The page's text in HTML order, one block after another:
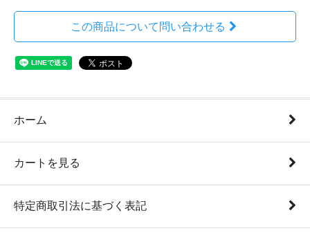
この商品について問い合わせる
ホーム
カートを見る
特定商取引法に基づく表記